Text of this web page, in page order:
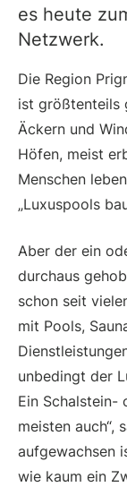
es heute
Netzwerk.
Die Region
ist größtenteils
Äckern und
Höfen, meist
Menschen
„Luxuspools
Aber der ein
durchaus
schon seit
mit Pools,
unbedingt der
Ein Schalstein-
meisten auch“,
aufgewachsen
wie kaum ein